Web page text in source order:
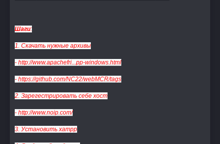
Шаги:
1. Скачать нужные архивы
- http://www.apachefri...pp-windows.html
- https://github.com/NC22/webMCR/tags
2. Зарегестрировать себе хост
- http://www.noip.com/
3. Установить xampp